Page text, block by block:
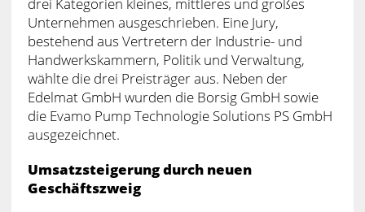
Unternehmen ausgeschrieben. Eine Jury,
bestehend aus Vertretern der Industrie- und
Handwerkskammern, Politik und Verwaltung,
wählte die drei Preisträger aus. Neben der
Edelmat GmbH wurden die Borsig GmbH sowie
die Evamo Pump Technologie Solutions PS GmbH
ausgezeichnet.
Umsatzsteigerung durch neuen
Geschäftszweig